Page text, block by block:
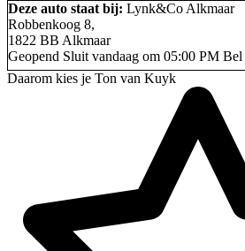
Deze auto staat bij: Lynk&Co Alkmaar
Robbenkoog 8,
1822 BB Alkmaar
Geopend Sluit vandaag om 05:00 PM Bel
Daarom kies je Ton van Kuyk